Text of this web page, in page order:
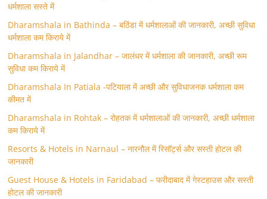
धर्मशाला सस्ते में
Dharamshala in Bathinda – बठिंडा में धर्मशालाओं की जानकारी, अच्छी सुविधा
धर्मशाला कम किराये में
Dharamshala in Jalandhar – जालंधर में धर्मशाला की जानकारी, अच्छी रूम
सुविधा कम किराये में
Dharamshala In Patiala -पटियाला में अच्छी और सुविधाजनक धर्मशाला कम
कीमत में
Dharamshala in Rohtak – रोहतक में धर्मशालाओं की जानकारी, अच्छी धर्मशाला
कम किराये में
Resorts & Hotels in Narnaul – नारनौल में रिसॉर्ट्स और सस्ती होटल की
जानकारी
Guest House & Hotels in Faridabad – फरीदाबाद में गेस्टहाउस और सस्ती
होटल की जानकारी